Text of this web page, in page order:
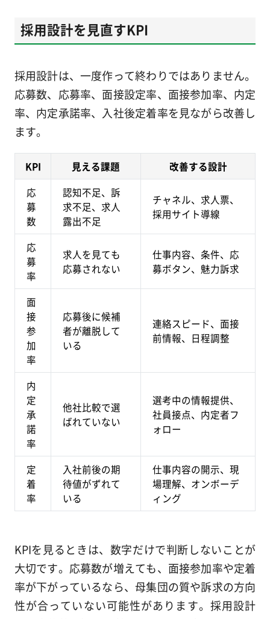
採用設計を見直すKPI
採用設計は、一度作って終わりではありません。
応募数、応募率、面接設定率、面接参加率、内定
率、内定承諾率、入社後定着率を見ながら改善し
ます。
KPI 見える課題
改善する設計
応
募
数
認知不足、訴
求不足、求人
露出不足
チャネル、求人票、
採用サイト導線
応
募
率
求人を見ても
応募されない
仕事内容、条件、応
募ボタン、魅力訴求
面
接
参
加
率
応募後に候補
者が離脱して
いる
連絡スピード、面接
前情報、日程調整
内
定
承
諾
率
他社比較で選
ばれていない
選考中の情報提供、
社員接点、内定者フ
ォロー
定
着
率
入社前後の期
待値がずれて
いる
仕事内容の開示、現
場理解、オンボーデ
ィング
KPIを見るときは、数字だけで判断しないことが
大切です。応募数が増えても、面接参加率や定着
率が下がっているなら、母集団の質や訴求の方向
性が合っていない可能性があります。採用設計